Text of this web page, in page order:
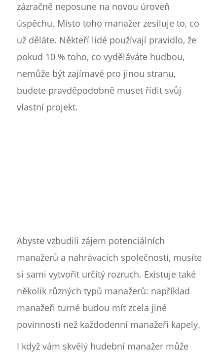
zázračně neposune na novou úroveň
úspěchu. Místo toho manažer zesiluje to, co
už děláte. Někteří lidé používají pravidlo, že
pokud 10 % toho, co vyděláváte hudbou,
nemůže být zajímavé pro jinou stranu,
budete pravděpodobně muset řídit svůj
vlastní projekt.
Abyste vzbudili zájem potenciálních
manažerů a nahrávacích společností, musíte
si sami vytvořit určitý rozruch. Existuje také
několik různých typů manažerů: například
manažeři turné budou mít zcela jiné
povinnosti než každodenní manažeři kapely.
I když vám skvělý hudební manažer může